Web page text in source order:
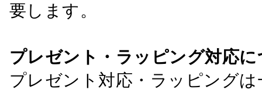
要します。
プレゼント・ラッピング対応
プレゼント対応・ラッピング